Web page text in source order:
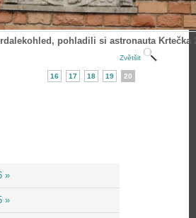
»
»
pohladili si astronauta Krtečka
Zvětšit
16 17 18 19 20